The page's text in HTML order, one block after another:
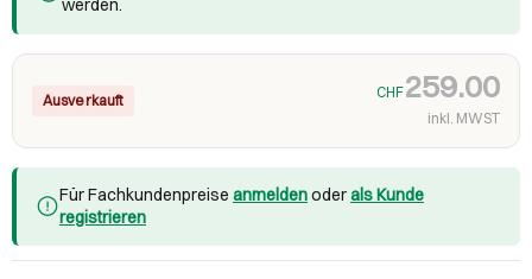
werden.
Ausverkauft CHF259.00
inkl. MWST
Für Fachkundenpreise anmeldenoderals Kunde
registrieren